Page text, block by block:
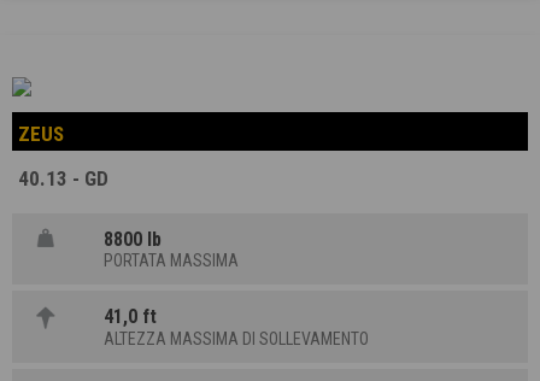
ZEUS
40.13 - GD
8800 lb
PORTATA MASSIMA
41,0 ft
ALTEZZA MASSIMA DI SOLLEVAMENTO